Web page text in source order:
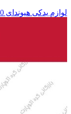
لوازم یدکی هیوندای i30